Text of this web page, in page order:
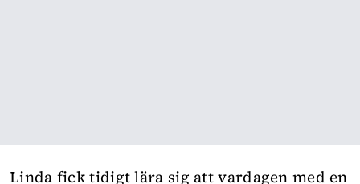
Linda fick tidigt lära sig att vardagen med en